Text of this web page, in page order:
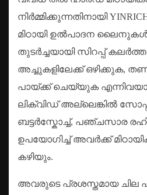
നിർമ്മിക്കുന്നതിനായി
മിഠായി ഉൽ‌പാദന
തുടർച്ചയായി സിറപ്പ്
അച്ചുകളിലേക്ക് ഒഴിക്കുക,
പായ്ക്ക് ചെയ്യുക
ലിക്വിഡ് അല്ലെങ്കിൽ
ബട്ടർസ്കോച്ച്, പഞ്ചസാര
ഉപയോഗിച്ച് അവർക്ക്
കഴിയും.
അവരുടെ പ്രശസ്തമായ ചില